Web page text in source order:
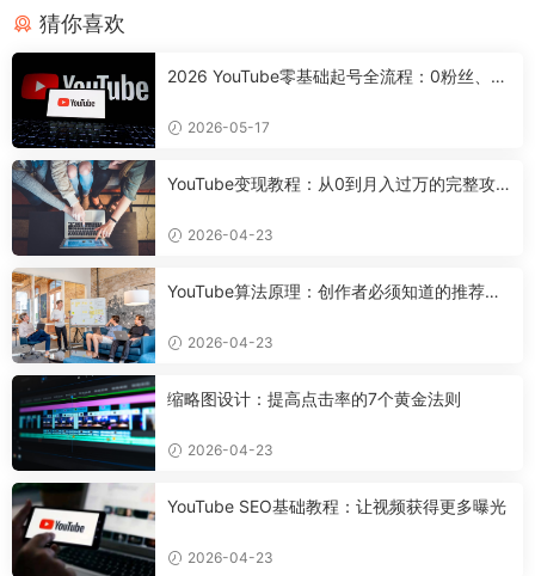
猜你喜欢
2026 YouTube零基础起号全流程：0粉丝、0
2026-05-17
YouTube变现教程：从0到月入过万的完整攻
2026-04-23
YouTube算法原理：创作者必须知道的推荐机
2026-04-23
缩略图设计：提高点击率的7个黄金法则
2026-04-23
YouTube SEO基础教程：让视频获得更多曝光
2026-04-23